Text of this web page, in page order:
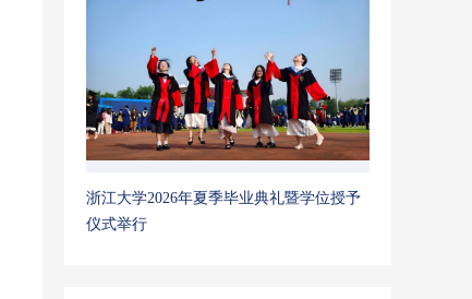
浙江大学2026年夏季毕业典礼暨学位授予
仪式举行